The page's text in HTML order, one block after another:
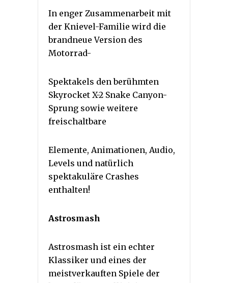
In enger Zusammenarbeit mit
der Knievel-Familie wird die
brandneue Version des
Motorrad-
Spektakels den berühmten
Skyrocket X-2 Snake Canyon-
Sprung sowie weitere
freischaltbare
Elemente, Animationen, Audio,
Levels und natürlich
spektakuläre Crashes
enthalten!
Astrosmash
Astrosmash ist ein echter
Klassiker und eines der
meistverkauften Spiele der